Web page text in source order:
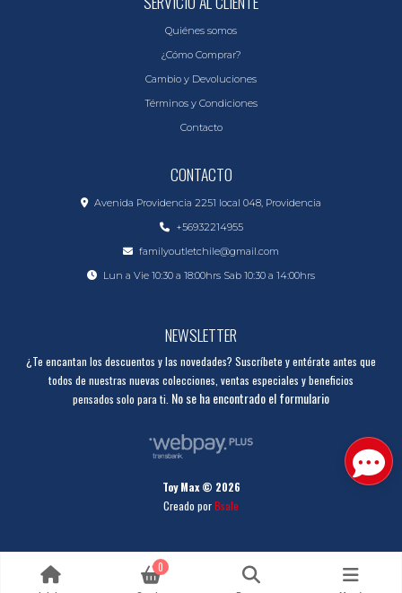
Quiénes somos
¿Cómo Comprar?
Cambio y Devoluciones
Términos y Condiciones
Contacto
CONTACTO
Avenida Providencia 2251 local 048, Providencia
+56932214955
familyoutletchile@gmail.com
Lun a Vie 10:30 a 18:00hrs Sab 10:30 a 14:00hrs
NEWSLETTER
¿Te encantan los descuentos y las novedades? Suscríbete y entérate antes que
todos de nuestras nuevas colecciones, ventas especiales y beneficios
pensados solo para ti. No se ha encontrado el formulario
Toy Max © 2026
Creado porBsale
0